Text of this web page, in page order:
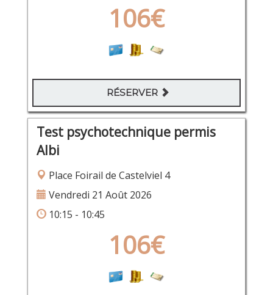
106€
RÉSERVER
Test psychotechnique permis
Albi
Place Foirail de Castelviel 4
Vendredi 21 Août 2026
10:15 - 10:45
106€